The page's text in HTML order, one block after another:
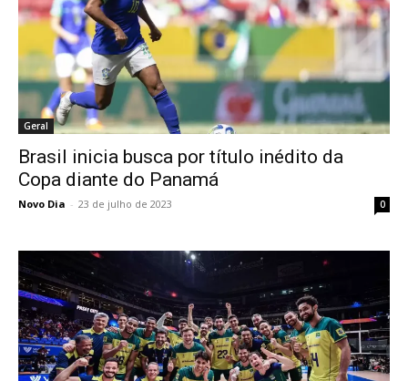
Geral
Brasil inicia busca por título inédito da
Copa diante do Panamá
Novo Dia - 23 de julho de 2023 0